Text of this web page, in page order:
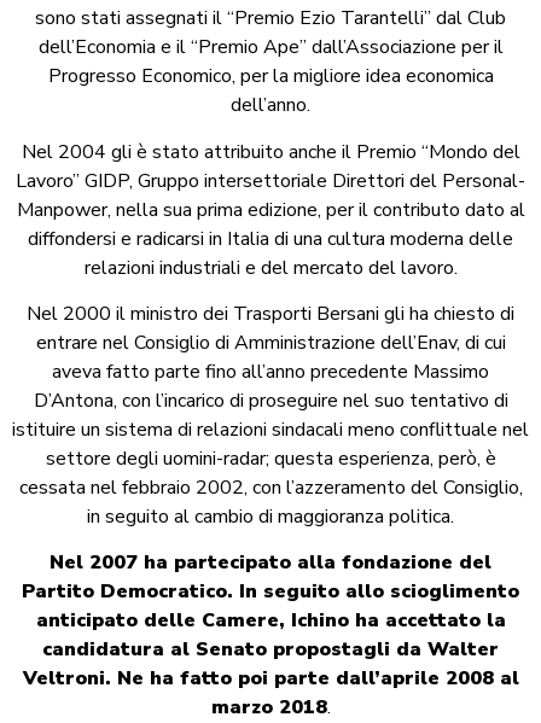
sono stati assegnati il “Premio Ezio Tarantelli” dal Club
dell’Economia e il “Premio Ape” dall’Associazione per il
Progresso Economico, per la migliore idea economica
dell’anno.
Nel 2004 gli è stato attribuito anche il Premio “Mondo del
Lavoro” GIDP, Gruppo intersettoriale Direttori del Personal-
Manpower, nella sua prima edizione, per il contributo dato al
diffondersi e radicarsi in Italia di una cultura moderna delle
relazioni industriali e del mercato del lavoro.
Nel 2000 il ministro dei Trasporti Bersani gli ha chiesto di
entrare nel Consiglio di Amministrazione dell’Enav, di cui
aveva fatto parte fino all’anno precedente Massimo
D’Antona, con l’incarico di proseguire nel suo tentativo di
istituire un sistema di relazioni sindacali meno conflittuale nel
settore degli uomini-radar; questa esperienza, però, è
cessata nel febbraio 2002, con l’azzeramento del Consiglio,
in seguito al cambio di maggioranza politica.
Nel 2007 ha partecipato alla fondazione del
Partito Democratico. In seguito allo scioglimento
anticipato delle Camere, Ichino ha accettato la
candidatura al Senato propostagli da Walter
Veltroni. Ne ha fatto poi parte dall’aprile 2008 al
marzo 2018.